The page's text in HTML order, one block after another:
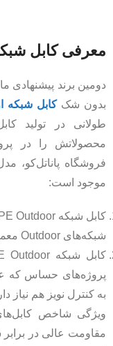
معرفی کابل
دومین برند پیشنهادی
بدون شککابل شبکه
طولانی در تولید
فروشگاه پاناتل‌کو،
موجود است:
شبکه‌های Outdoor معمولی تا حرفه‌ای.
پروژه‌های حساس که
به کنترل نویز هم نیاز
ویژگی شاخص
مقاومت عالی در